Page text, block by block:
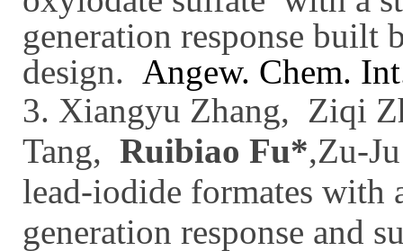
generation response built
design. Angew. Chem.
3. Xiangyu Zhang, Ziqi
Tang, Ruibiao Fu*,Zu-
lead-iodide formates with
generation response and